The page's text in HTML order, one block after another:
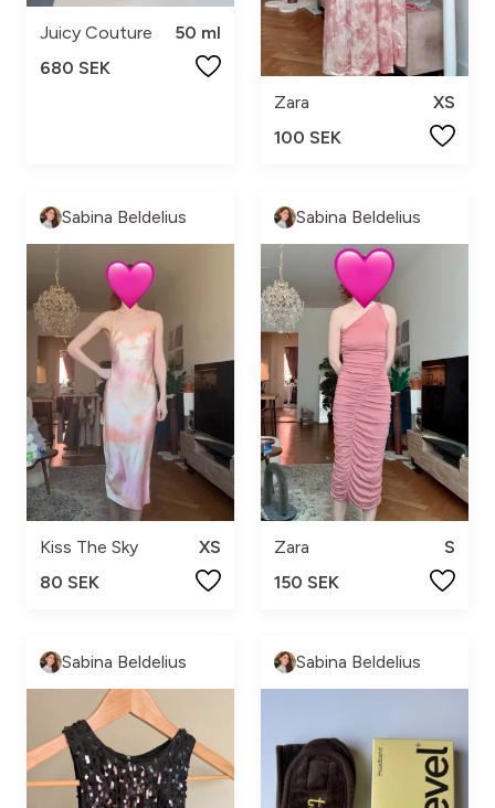
Juicy Couture
50 ml
680 SEK
Zara
XS
100 SEK
Sabina Beldelius
Kiss The Sky
XS
80 SEK
Sabina Beldelius
Zara
S
150 SEK
Sabina Beldelius Sabina Beldelius